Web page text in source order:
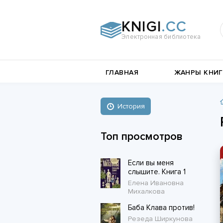
KNIGI.CC
Электронная библиотека
ГЛАВНАЯ ЖАНРЫ КНИГ
Книги о войне
Короткие любовные романы
История
Топ просмотров
Если вы меня
слышите. Книга 1
Елена Ивановна
Михалкова
Баба Клава против!
Резеда Ширкунова
Документальная